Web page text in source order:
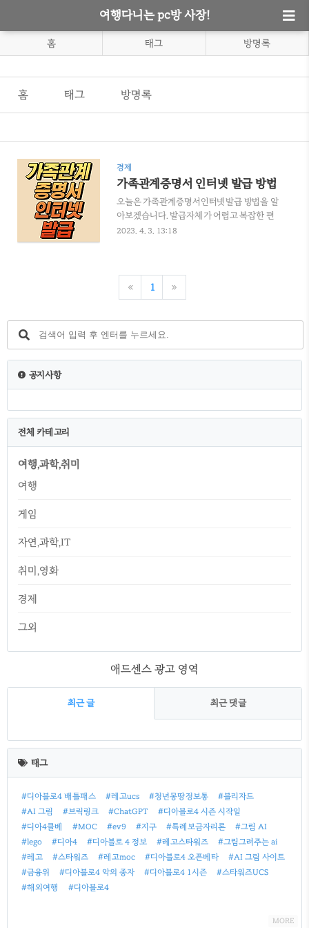
여행다니는 pc방 사장!
홈 태그 방명록
홈 태그 방명록
경제
가족관계증명서 인터넷 발급 방법
오늘은 가족관계증명서인터넷발급 방법을 알
아보겠습니다. 발급자체가 어렵고 복잡한 편
은 아닙니다. 조금 더 쉽게 이미지를 보면서 알
https://efamily.scourt.go.kr/index.jsp 대
한민국 법원 전자가족관계등록시스템EB[2/2]
계증명서 클릭 2-2 신청인 정보 입력 - 약관동
가..
2023. 4. 3. 13:18
« 1 »
공지사항
전체 카테고리
여행,과학,취미
여행
게임
자연,과학,IT
취미,영화
경제
그외
애드센스 광고 영역
최근 글 최근 댓글
최
근
글
태그
#디아블로4 배틀패스 #레고ucs #청년몽땅정보통
#블리자드
#AI 그림
#브릭링크 #ChatGPT
#디아블로4 시즌 시작일
#디아4클베
#MOC #ev9 #지구 #특례보금자리론
#그림 AI
#lego
#디아4 #디아블로 4 정보 #레고스타워즈
#그림그려주는 ai
#레고
#스타워즈 #레고moc #디아블로4 오픈베타
#AI 그림 사이트
#금융위
#디아블로4 악의 종자 #디아블로4 1시즌
#스타워즈UCS
#해외여행
#디아블로4
MORE